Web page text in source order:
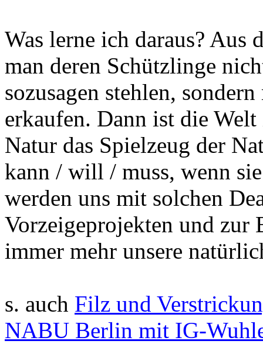
Was lerne ich daraus? Aus
man deren Schützlinge
sozusagen stehlen,
erkaufen. Dann ist die
Natur das Spielzeug der
kann / will / muss, wenn
werden uns mit solchen
Vorzeigeprojekten und zur
immer mehr unsere
s. auch Filz und
NABU Berlin mit IG-